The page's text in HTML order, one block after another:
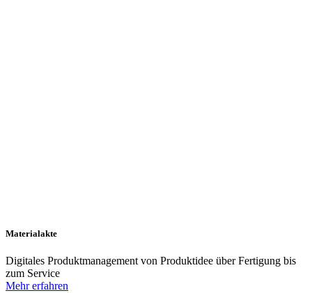
Materialakte
Digitales Produktmanagement von Produktidee über Fertigung bis
zum Service
Mehr erfahren